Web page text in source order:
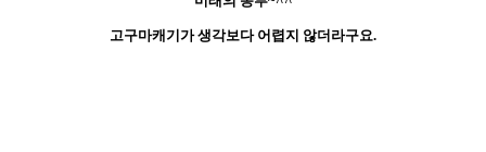
고구마캐기가 생각보다 어렵지 않더라구요.